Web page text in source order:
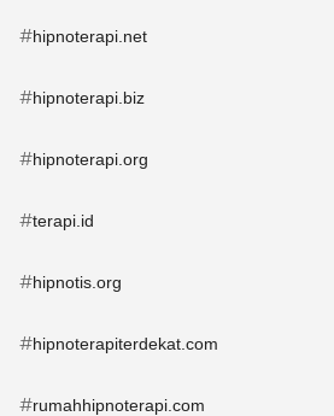
#hipnoterapi.net
#hipnoterapi.biz
#hipnoterapi.org
#terapi.id
#hipnotis.org
#hipnoterapiterdekat.com
#rumahhipnoterapi.com